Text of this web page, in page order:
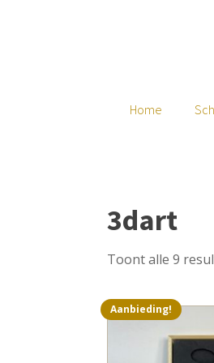
Home
3dart
Toont alle 9
Aanbieding!